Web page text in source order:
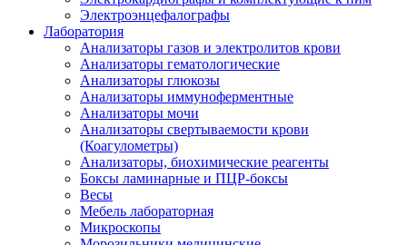
Электроэнцефалографы
Лаборатория
Анализаторы газов и электролитов крови
Анализаторы гематологические
Анализаторы глюкозы
Анализаторы иммуноферментные
Анализаторы мочи
Анализаторы свертываемости крови
(Коагулометры)
Анализаторы, биохимические реагенты
Боксы ламинарные и ПЦР-боксы
Весы
Мебель лабораторная
Микроскопы